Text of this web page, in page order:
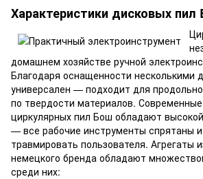
Характеристики дисковых пил
домашнем хозяйстве ручной
Благодаря оснащенности несколькими
универсален — подходит для
по твердости материалов.
циркулярных пил Бош обладают
— все рабочие инструменты спрятаны и
травмировать пользователя. Агрегаты
немецкого бренда обладают
среди них: